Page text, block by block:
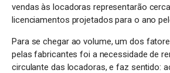
vendas às locadoras representarão
licenciamentos projetados para o ano
Para se chegar ao volume, um dos
pelas fabricantes foi a necessidade de
circulante das locadoras, e faz sentido: